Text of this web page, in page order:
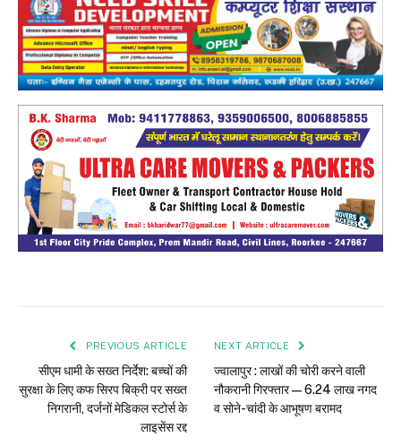
PREVIOUS ARTICLE
सीएम धामी के सख्त निर्देश: बच्चों की
सुरक्षा के लिए कफ सिरप बिक्री पर सख्त
निगरानी, दर्जनों मेडिकल स्टोर्स के
लाइसेंस रद्द
NEXT ARTICLE
ज्वालापुर : लाखों की चोरी करने वाली
नौकरानी गिरफ्तार — 6.24 लाख नगद
व सोने-चांदी के आभूषण बरामद